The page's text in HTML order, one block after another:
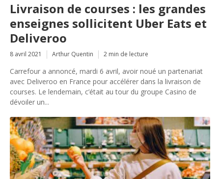
Livraison de courses : les grandes
enseignes sollicitent Uber Eats et
Deliveroo
8 avril 2021 Arthur Quentin 2 min de lecture
Carrefour a annoncé, mardi 6 avril, avoir noué un partenariat
avec Deliveroo en France pour accélérer dans la livraison de
courses. Le lendemain, c’était au tour du groupe Casino de
dévoiler un...